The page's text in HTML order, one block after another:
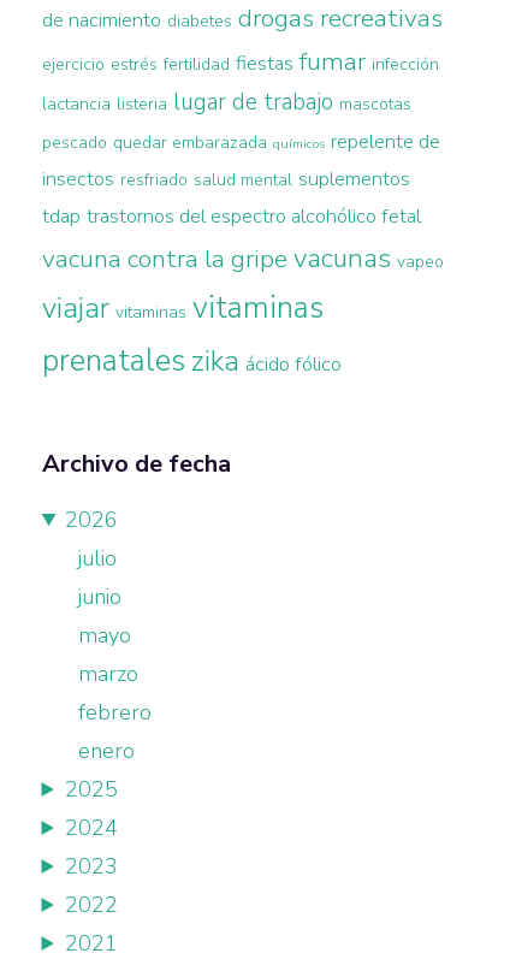
de nacimiento diabetes drogas recreativas
ejercicio estrés fertilidad fiestas fumar infección
lactancia listeria lugar de trabajo mascotas
pescado quedar embarazada químicos repelente de
insectos resfriado salud mental suplementos
tdap trastornos del espectro alcohólico fetal
vacuna contra la gripe vacunas vapeo
viajar vitaminas vitaminas
prenatales zika ácido fólico
Archivo de fecha
2026
julio
junio
mayo
marzo
febrero
enero
2025
2024
2023
2022
2021